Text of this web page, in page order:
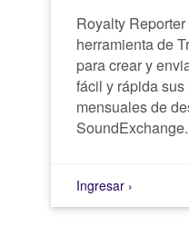
Royalty
herramienta de
para crear y
fácil y rápida sus
mensuales de
SoundExchange.
Ingresar ›